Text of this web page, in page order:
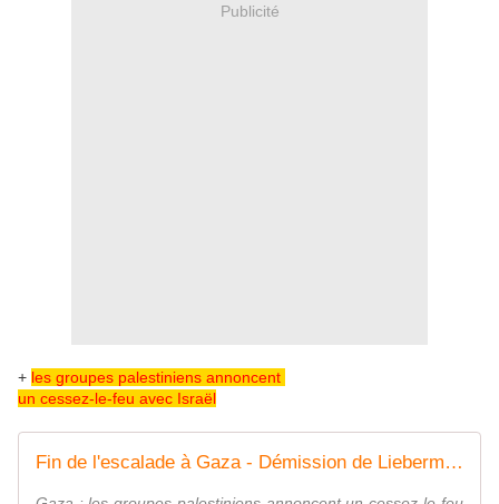
Publicité
+ les groupes palestiniens annoncent
un cessez-le-feu avec Israël
Fin de l'escalade à Gaza - Démission de Lieberman - MOINS de BIENS PLUS de LIENS